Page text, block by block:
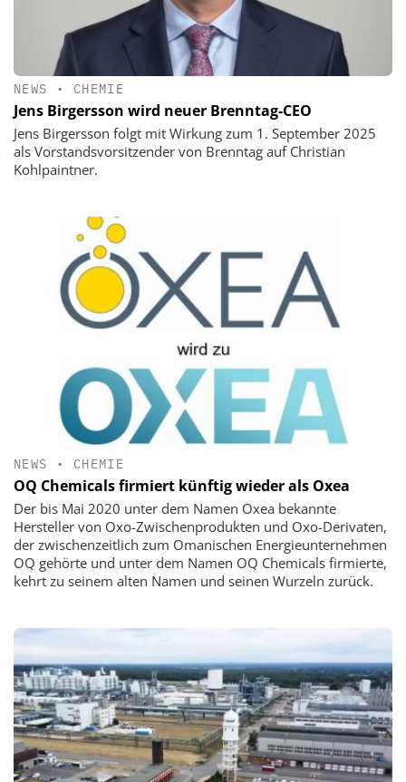
NEWS • CHEMIE
Jens Birgersson wird neuer Brenntag-CEO
Jens Birgersson folgt mit Wirkung zum 1. September 2025
als Vorstandsvorsitzender von Brenntag auf Christian
Kohlpaintner.
NEWS • CHEMIE
OQ Chemicals firmiert künftig wieder als Oxea
Der bis Mai 2020 unter dem Namen Oxea bekannte
Hersteller von Oxo-Zwischenprodukten und Oxo-Derivaten,
der zwischenzeitlich zum Omanischen Energieunternehmen
OQ gehörte und unter dem Namen OQ Chemicals firmierte,
kehrt zu seinem alten Namen und seinen Wurzeln zurück.